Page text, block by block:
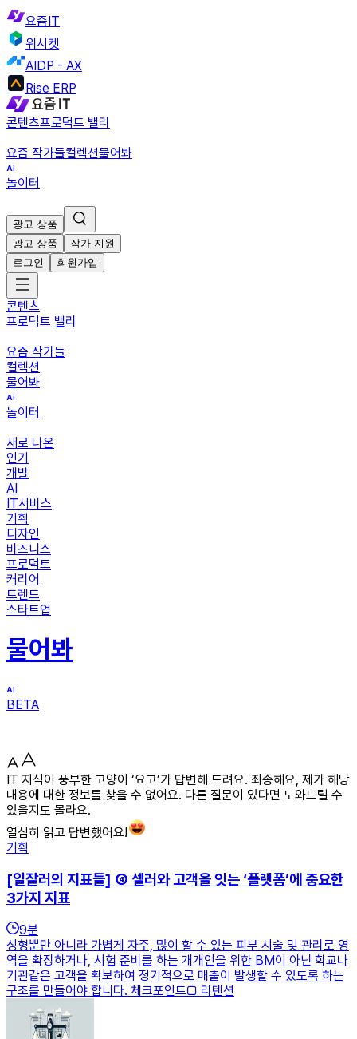
요즘IT
위시켓
AIDP - AX
Rise ERP
콘텐츠프로덕트 밸리
요즘 작가들컬렉션물어봐
놀이터
광고 상품
광고 상품
작가 지원
로그인
회원가입
콘텐츠
프로덕트 밸리
요즘 작가들
컬렉션
물어봐
놀이터
새로 나온
인기
개발
AI
IT서비스
기획
디자인
비즈니스
프로덕트
커리어
트렌드
스타트업
물어봐
BETA
IT 지식이 풍부한 고양이 ‘요고’가 답변해 드려요. 죄송해요, 제가 해당
내용에 대한 정보를 찾을 수 없어요. 다른 질문이 있다면 도와드릴 수
있을지도 몰라요.
열심히 읽고 답변했어요!
기획
[일잘러의 지표들] ④ 셀러와 고객을 잇는 ‘플랫폼’에 중요한
3가지 지표
9분
성형뿐만 아니라 가볍게 자주, 많이 할 수 있는 피부 시술 및 관리로 영
역을 확장하거나, 시험 준비를 하는 개개인을 위한 BM이 아닌 학교나
기관같은 고객을 확보하여 정기적으로 매출이 발생할 수 있도록 하는
구조를 만들어야 합니다. 체크포인트□ 리텐션